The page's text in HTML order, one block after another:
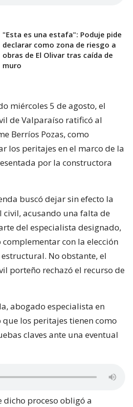
"Esta es una estafa": Poduje pide
declarar como zona de riesgo a
obras de El Olivar tras caída de
muro
miércoles 5 de agosto, el
de Valparaíso ratificó al
Berríos Pozas, como
los peritajes en el marco de la
por la constructora
buscó dejar sin efecto la
acusando una falta de
del especialista designado,
con la elección
No obstante, el
porteño rechazó el recurso de
abogado especialista en
los peritajes tienen como
claves ante una eventual
dicho proceso obligó a